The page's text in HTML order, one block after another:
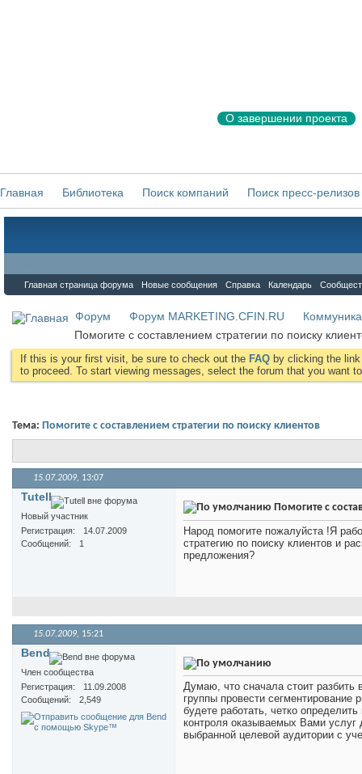
О завершении проекта
Главная Библиотека Поиск компаний Поиск пресс-релизов
Главная страница форума Новые сообщения Справка Календарь
Форум Форум MARKETING.CFIN.RU
Помогите с составлением стратегии по поиску
If this is your first visit, be sure to check out the FAQ by clicking the
to proceed. To start viewing messages, select the forum that you want
Тема: Помогите с составлением стратегии по поиску клиентов
15.07.2009, 13:07
Tutell
Новый участник
Регистрация
14.07.2009
Сообщений
1
Помогите с
Народ помогите пожалуйста !Я
стратегию по поиску клиентов и
предложения?
15.07.2009, 15:21
Bend
Член сообщества
Регистрация
11.09.2008
Сообщений
2,549
Думаю, что сначала стоит разбить
группы провести
будете работать, четко
контроля оказываемых Вами услуг
выбранной целевой аудитории с